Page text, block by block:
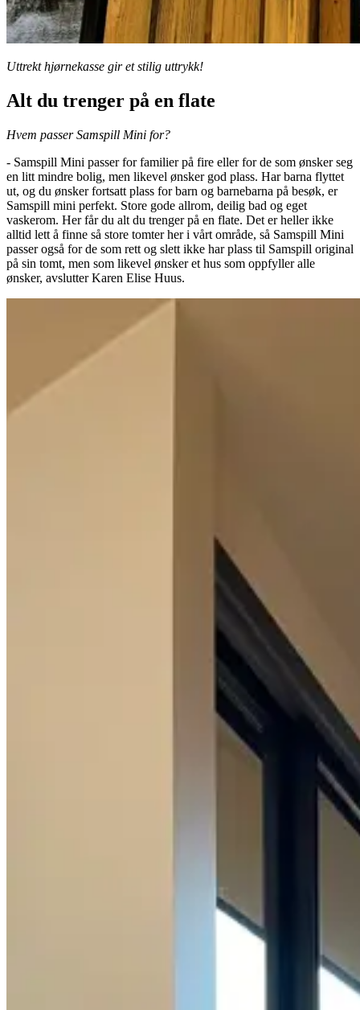
Uttrekt hjørnekasse gir et stilig uttrykk!
Alt du trenger på en flate
Hvem passer Samspill Mini for?
- Samspill Mini passer for familier på fire eller for de som ønsker seg
en litt mindre bolig, men likevel ønsker god plass. Har barna flyttet
ut, og du ønsker fortsatt plass for barn og barnebarna på besøk, er
Samspill mini perfekt. Store gode allrom, deilig bad og eget
vaskerom. Her får du alt du trenger på en flate. Det er heller ikke
alltid lett å finne så store tomter her i vårt område, så Samspill Mini
passer også for de som rett og slett ikke har plass til Samspill original
på sin tomt, men som likevel ønsker et hus som oppfyller alle
ønsker, avslutter Karen Elise Huus.